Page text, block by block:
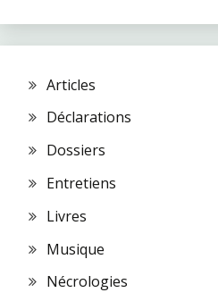
Articles
Déclarations
Dossiers
Entretiens
Livres
Musique
Nécrologies